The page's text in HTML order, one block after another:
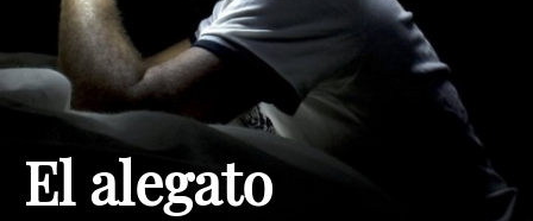
El alegato